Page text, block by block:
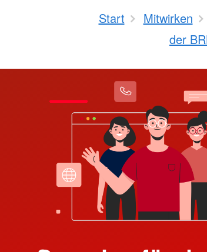
Start Mitwirken
der